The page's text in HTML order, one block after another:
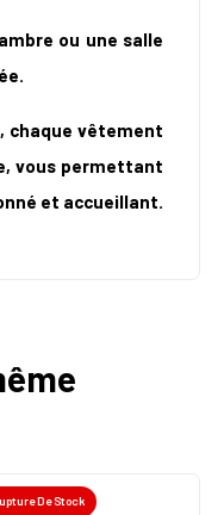
ou une salle
chaque vêtement
vous permettant
et accueillant.
De Stock